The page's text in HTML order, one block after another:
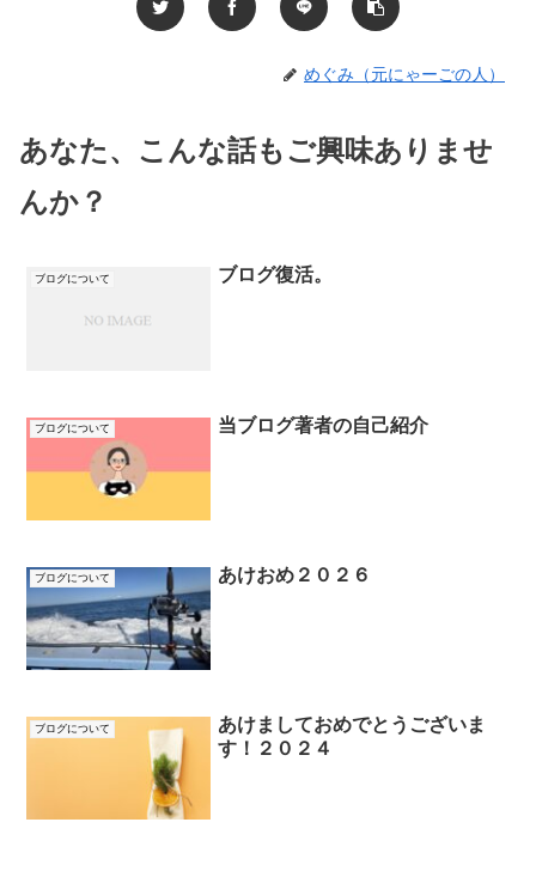
めぐみ（元にゃーごの人）
あなた、こんな話もご興味ありませ
んか？
ブログについて ブログ復活。
ブログについて 当ブログ著者の自己紹介
ブログについて あけおめ２０２６
ブログについて
あけましておめでとうございま
す！２０２４